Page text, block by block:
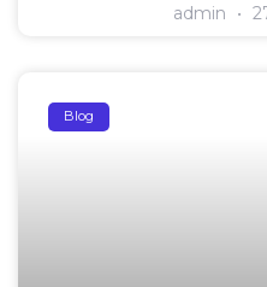
admin
Blog